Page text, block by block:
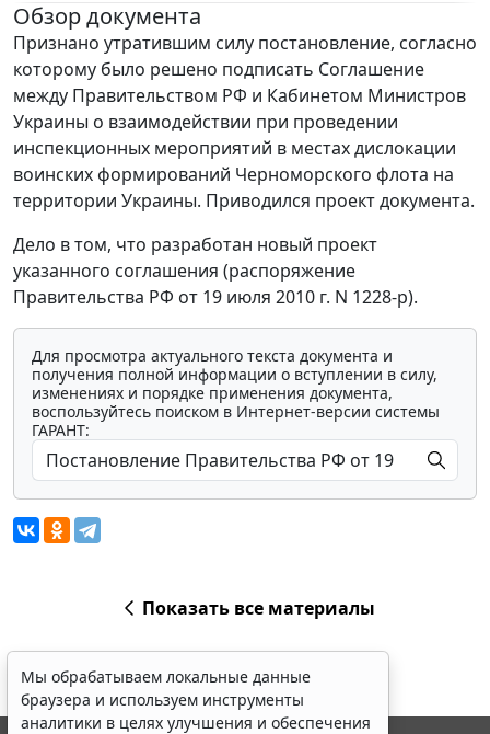
Обзор документа
Признано утратившим силу постановление, согласно
которому было решено подписать Соглашение
между Правительством РФ и Кабинетом Министров
Украины о взаимодействии при проведении
инспекционных мероприятий в местах дислокации
воинских формирований Черноморского флота на
территории Украины. Приводился проект документа.
Дело в том, что разработан новый проект
указанного соглашения (распоряжение
Правительства РФ от 19 июля 2010 г. N 1228-р).
Для просмотра актуального текста документа и
получения полной информации о вступлении в силу,
изменениях и порядке применения документа,
воспользуйтесь поиском в Интернет-версии системы
ГАРАНТ:
Показать все материалы
Мы обрабатываем локальные данные
браузера и используем инструменты
аналитики в целях улучшения и обеспечения